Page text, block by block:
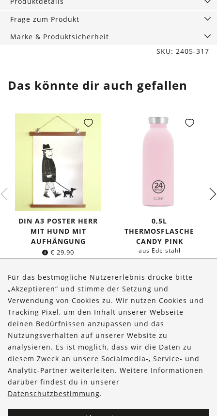
ml,
Hey!
Menge
Frage zum Produkt
Marke & Produktsicherheit
SKU: 2405-317
Das könnte dir auch gefallen
DIN A3 POSTER HERR
MIT HUND MIT
AUFHÄNGUNG
€ 29,90
0,5L
THERMOSFLASCHE
CANDY PINK
aus Edelstahl
€34,95Ursprünglicher
€29,95
Über uns
Bestellungen
Kontakt & Hilfe
FOLLOW US
Für das bestmögliche Nutzererlebnis drücke bitte
„Akzeptieren“ und stimme der Setzung und
Verwendung von Cookies zu. Wir nutzen Cookies und
Tracking Pixel, um den Inhalt unserer Webseite
deinen Bedürfnissen anzupassen und das
Nutzungsverhalten auf unserer Website zu
analysieren. Es ist möglich, dass wir die Daten zu
diesem Zweck an unsere Socialmedia-, Service- und
Analytic-Partner weiterleiten. Weitere Informationen
darüber findest du in unserer
Datenschutzbestimmung.